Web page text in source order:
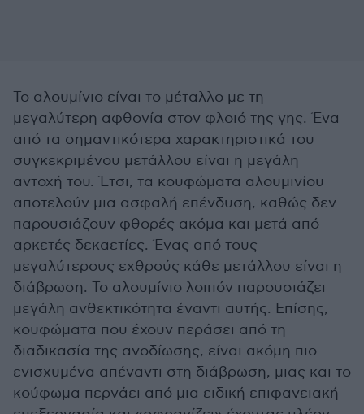
Το αλουμίνιο είναι το μέταλλο με τη
μεγαλύτερη αφθονία στον φλοιό της γης. Ένα
από τα σημαντικότερα χαρακτηριστικά του
συγκεκριμένου μετάλλου είναι η μεγάλη
αντοχή του. Έτσι, τα κουφώματα αλουμινίου
αποτελούν μια ασφαλή επένδυση, καθώς δεν
παρουσιάζουν φθορές ακόμα και μετά από
αρκετές δεκαετίες. Ένας από τους
μεγαλύτερους εχθρούς κάθε μετάλλου είναι η
διάβρωση. Το αλουμίνιο λοιπόν παρουσιάζει
μεγάλη ανθεκτικότητα έναντι αυτής. Επίσης,
κουφώματα που έχουν περάσει από τη
διαδικασία της ανοδίωσης, είναι ακόμη πιο
ενισχυμένα απέναντι στη διάβρωση, μιας και το
κούφωμα περνάει από μια ειδική επιφανειακή